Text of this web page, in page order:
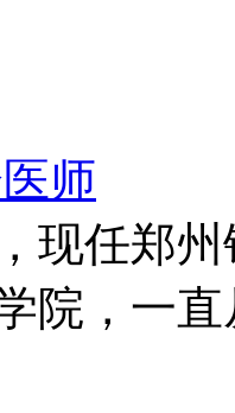
师
现任郑
院，一直